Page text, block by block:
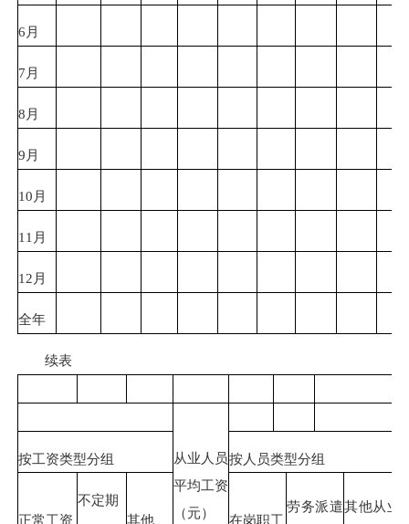
6月
7月
8月
9月
10月
11月
12月
全年
续表
从业人员
平均工资
（元）
按工资类型分组 按人员类型分组
正常工资
不定期
其他 在岗职工
劳务派遣其他从业